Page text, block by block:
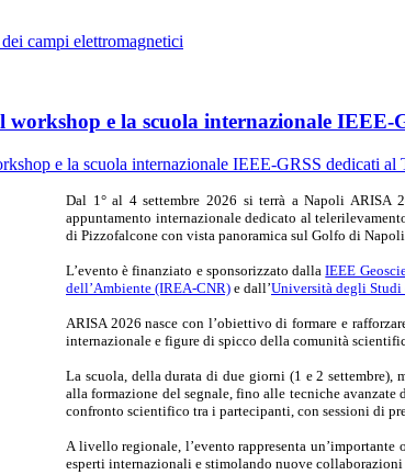
campi elettromagnetici
e la scuola internazionale
Dal 1° al 4 settembre 2026 si terrà a Napoli ARISA
appuntamento internazionale dedicato al
di Pizzofalcone con vista panoramica sul Golfo di Napoli.
L’evento è finanziato e sponsorizzato dallaIEEE
dell’Ambiente (IREA-CNR) e dall’Università degli
ARISA 2026 nasce con l’obiettivo di formare e
internazionale e figure di spicco della comunità
La scuola, della durata di due giorni (1 e 2 settembre),
alla formazione del segnale, fino alle tecniche
confronto scientifico tra i partecipanti, con sessioni di
A livello regionale, l’evento rappresenta
esperti internazionali e stimolando nuove